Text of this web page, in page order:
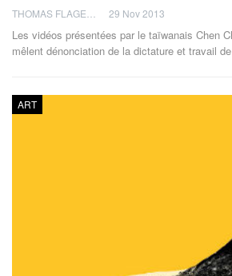
29 Nov 2013
Les vidéos présentées par le taïwanais Chen
mêlent dénonciation de la dictature et travail
ART